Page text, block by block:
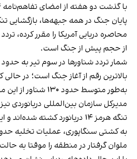
پایان جنگ در همه جبهه‌ها، بازگشایی
محاصره دریایی آمریکا را مقرر کرده،
از حجم پیش از جنگ است.
بالاترین رقم از آغاز جنگ است؛ در
به‌طور متوسط حدود ۱۳۰ شناور از این مسیر عبور می‌کرد.
مدیرکل سازمان بین‌المللی دریانوردی نیز
تنگه هرمز ۱۴ دریانورد کشته
ملوان گرفتار در منطقه را موقتا به